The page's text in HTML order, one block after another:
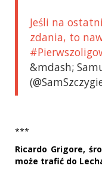
Jeśli na
zdania, to
&mdash;
***
Ricardo Grigore,
może trafić do